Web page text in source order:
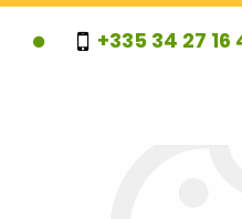
+335 34 27 16